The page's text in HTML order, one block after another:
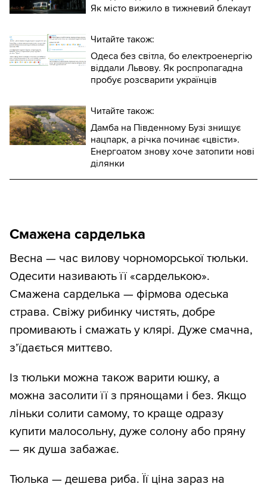
Як місто вижило в тижневий блекаут
Читайте також:
Одеса без світла, бо електроенергію
віддали Львову. Як роспропагадна
пробує розсварити українців
Читайте також:
Дамба на Південному Бузі знищує
нацпарк, а річка починає «цвісти».
Енергоатом знову хоче затопити нові
ділянки
Смажена сарделька
Весна — час вилову чорноморської тюльки.
Одесити називають її «сарделькою».
Смажена сарделька — фірмова одеська
страва. Свіжу рибинку чистять, добре
промивають і смажать у клярі. Дуже смачна,
з’їдається миттєво.
Із тюльки можна також варити юшку, а
можна засолити її з прянощами і без. Якщо
ліньки солити самому, то краще одразу
купити малосольну, дуже солону або пряну
— як душа забажає.
Тюлька — дешева риба. Її ціна зараз на